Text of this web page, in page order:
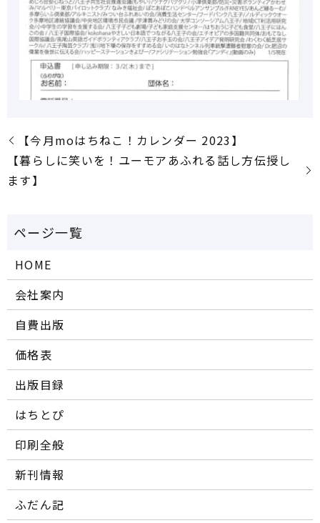
【今月moはちねこ！カレンダー 2023】
【暮らしに笑いを！ユーモアあふれる話し方伝授し
ます】
HOME
会社案内
自費出版
価格表
出版目録
はちとぴ
印刷全般
新刊情報
ふだん記